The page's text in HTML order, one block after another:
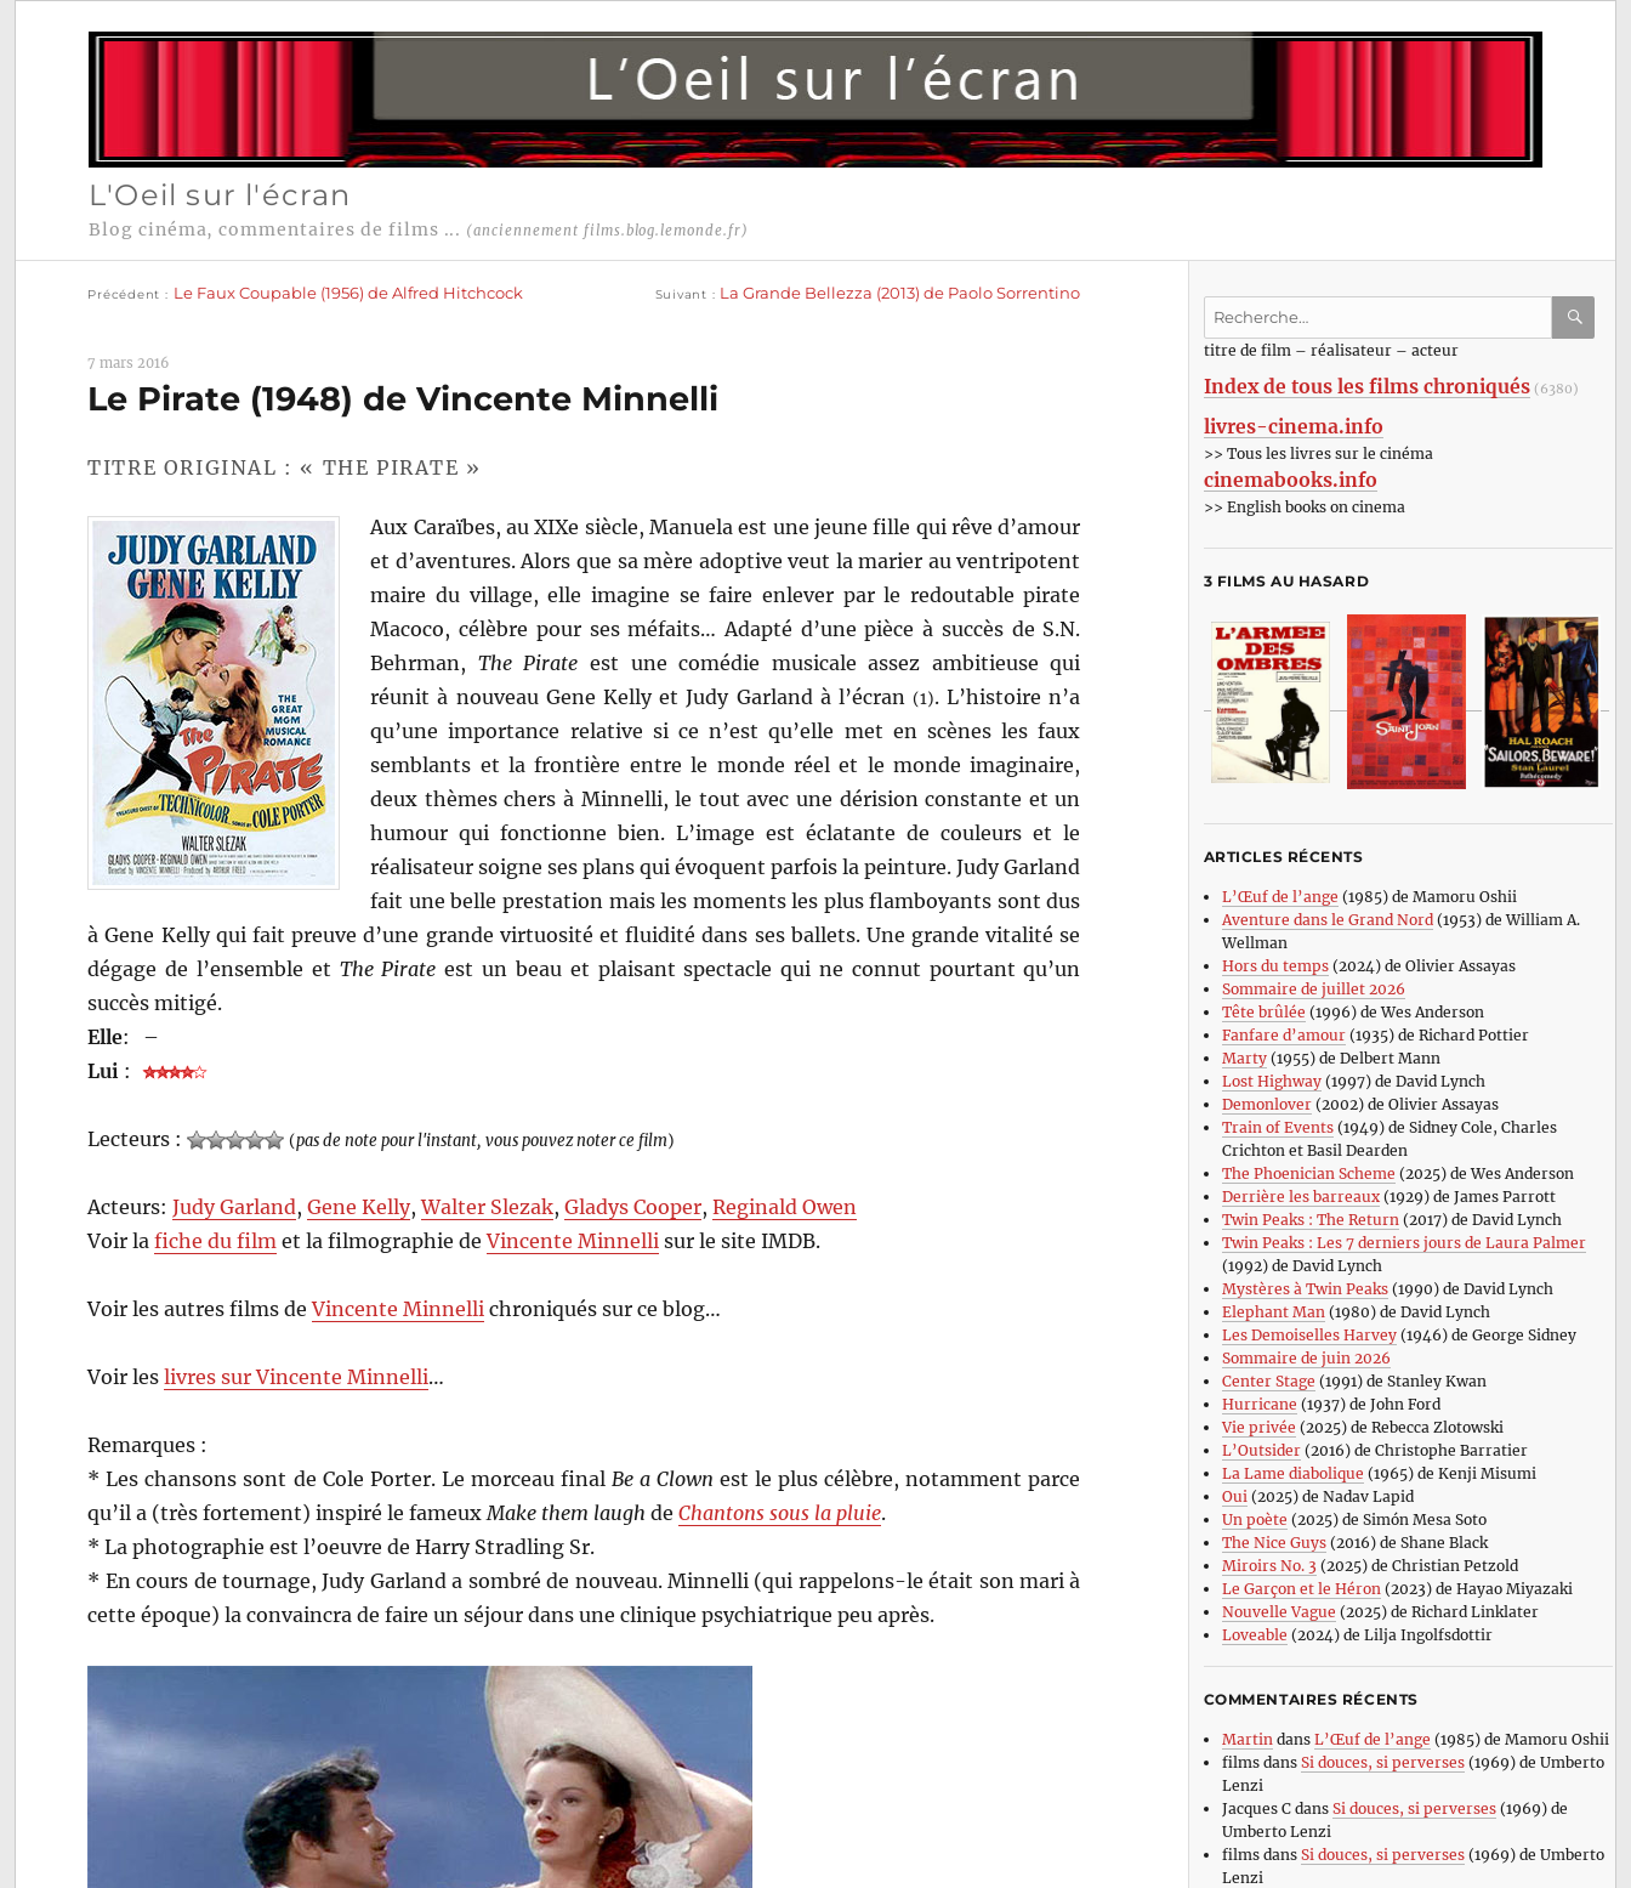
L'Oeil sur l'écran
Blog cinéma, commentaires de films ... (anciennement films.blog.lemonde.fr)
Navigation
l’article
Précédent Le Faux Coupable (1956) de Alfred Hitchcock Suivant La Grande Bellezza (2013) de Paolo Sorrentino
7 mars 2016
Le Pirate (1948) de Vincente Minnelli
TITRE ORIGINAL : « THE PIRATE »
Aux Caraïbes, au XIXe siècle, Manuela est une jeune fille qui rêve d’amour
et d’aventures. Alors que sa mère adoptive veut la marier au ventripotent
maire du village, elle imagine se faire enlever par le redoutable pirate
Macoco, célèbre pour ses méfaits… Adapté d’une pièce à succès de S.N.
Behrman, The Pirate est une comédie musicale assez ambitieuse qui
réunit à nouveau Gene Kelly et Judy Garland à l’écran(1). L’histoire n’a
qu’une importance relative si ce n’est qu’elle met en scènes les faux
semblants et la frontière entre le monde réel et le monde imaginaire,
deux thèmes chers à Minnelli, le tout avec une dérision constante et un
humour qui fonctionne bien. L’image est éclatante de couleurs et le
réalisateur soigne ses plans qui évoquent parfois la peinture. Judy Garland
fait une belle prestation mais les moments les plus flamboyants sont dus
à Gene Kelly qui fait preuve d’une grande virtuosité et fluidité dans ses ballets. Une grande vitalité se
dégage de l’ensemble et The Pirate est un beau et plaisant spectacle qui ne connut pourtant qu’un
succès mitigé.
Elle:
–
Lui :
Lecteurs : (pas de note pour l'instant, vous pouvez noter ce film)
Acteurs:Judy Garland,Gene Kelly,Walter Slezak,Gladys Cooper,Reginald Owen
Voir lafiche du film et la filmographie deVincente Minnelli sur le site IMDB.
Voir les autres films deVincente Minnelli chroniqués sur ce blog…
Voir leslivres sur Vincente Minnelli…
Remarques :
* Les chansons sont de Cole Porter. Le morceau final Be a Clown est le plus célèbre, notamment parce
qu’il a (très fortement) inspiré le fameux Make them laugh deChantons sous la pluie.
* La photographie est l’oeuvre de Harry Stradling Sr.
* En cours de tournage, Judy Garland a sombré de nouveau. Minnelli (qui rappelons-le était son mari à
cette époque) la convaincra de faire un séjour dans une clinique psychiatrique peu après.
Recherche
:titre de film – réalisateur – acteur
Index de tous les films chroniqués (6380)
livres-cinema.info
>> Tous les livres sur le cinéma
cinemabooks.info
>> English books on cinema
3 FILMS AU HASARD
ARTICLES RÉCENTS
L’Œuf de l’ange (1985) de Mamoru Oshii
Aventure dans le Grand Nord(1953) de William A.
Wellman
Hors du temps(2024) de Olivier Assayas
Sommaire de juillet 2026
Tête brûlée (1996) de Wes Anderson
Fanfare d’amour(1935) de Richard Pottier
Marty(1955) de Delbert Mann
Lost Highway(1997) de David Lynch
Demonlover(2002) de Olivier Assayas
Train of Events(1949) de Sidney Cole, Charles
Crichton et Basil Dearden
The Phoenician Scheme (2025) de Wes Anderson
Derrière les barreaux(1929) de James Parrott
Twin Peaks : The Return(2017) de David Lynch
Twin Peaks : Les 7 derniers jours de Laura Palmer
(1992) de David Lynch
Mystères à Twin Peaks(1990) de David Lynch
Elephant Man(1980) de David Lynch
Les Demoiselles Harvey(1946) de George Sidney
Sommaire de juin 2026
Center Stage (1991) de Stanley Kwan
Hurricane (1937) de John Ford
Vie privée (2025) de Rebecca Zlotowski
L’Outsider(2016) de Christophe Barratier
La Lame diabolique (1965) de Kenji Misumi
Oui(2025) de Nadav Lapid
Un poète (2025) de Simón Mesa Soto
The Nice Guys(2016) de Shane Black
Miroirs No. 3 (2025) de Christian Petzold
Le Garçon et le Héron(2023) de Hayao Miyazaki
Nouvelle Vague (2025) de Richard Linklater
Loveable (2024) de Lilja Ingolfsdottir
COMMENTAIRES RÉCENTS
Martin dans L’Œuf de l’ange (1985) de Mamoru Oshii
filmsdans Si douces, si perverses(1969) de Umberto
Lenzi
Jacques Cdans Si douces, si perverses(1969) de
Umberto Lenzi
filmsdans Si douces, si perverses(1969) de Umberto
Lenzi